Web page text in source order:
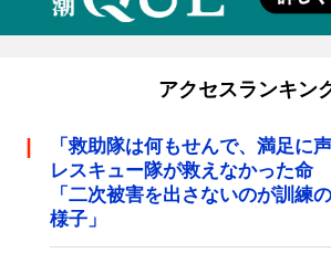
アクセスランキン
「救助隊は何もせんで、満足に
レスキュー隊が救えなかった命
「二次被害を出さないのが訓練
様子」